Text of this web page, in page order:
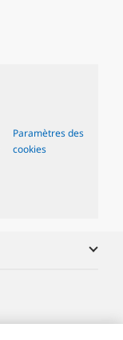
Paramètres des
cookies